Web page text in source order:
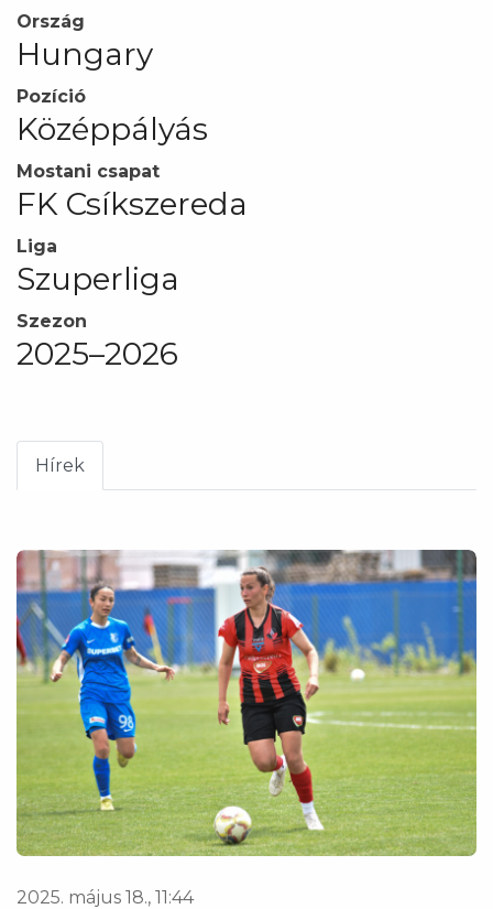
Ország
Hungary
Pozíció
Középpályás
Mostani csapat
FK Csíkszereda
Liga
Szuperliga
Szezon
2025–2026
Hírek
2025. május 18., 11:44